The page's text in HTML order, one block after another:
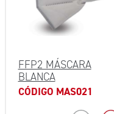
FFP2 MÁSCARA
BLANCA
CÓDIGO MAS021